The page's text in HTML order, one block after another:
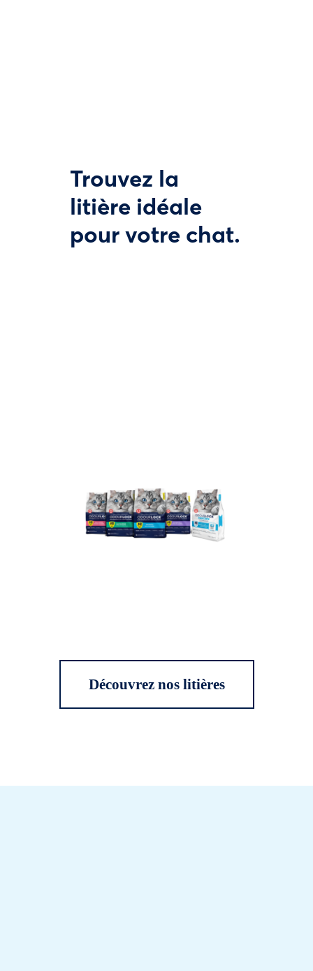
Trouvez la
litière idéale
pour votre chat.
Découvrez nos litières